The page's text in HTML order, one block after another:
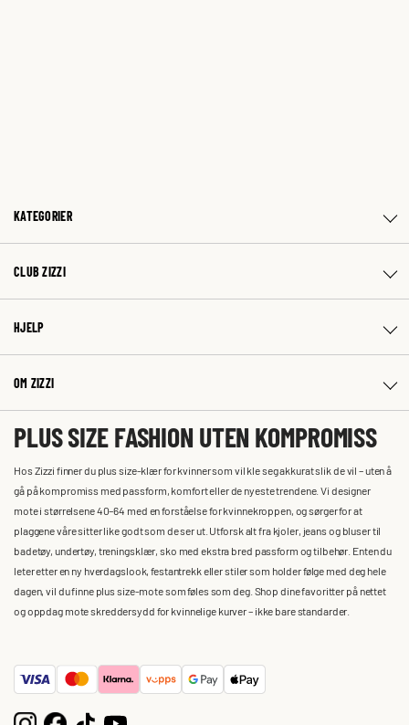
KATEGORIER
CLUB ZIZZI
HJELP
OM ZIZZI
PLUS SIZE FASHION UTEN KOMPROMISS
Hos Zizzi finner du plus size-klær for kvinner som vil kle seg akkurat slik de vil – uten å
gå på kompromiss med passform, komfort eller de nyeste trendene. Vi designer
mote i størrelsene 40–64 med en forståelse for kvinnekroppen, og sørger for at
plaggene våre sitter like godt som de ser ut. Utforsk alt fra kjoler, jeans og bluser til
badetøy, undertøy, treningsklær, sko med ekstra bred passform og tilbehør. Enten du
leter etter en ny hverdagslook, festantrekk eller stiler som holder følge med deg hele
dagen, vil du finne plus size-mote som føles som deg. Shop dine favoritter på nettet
og oppdag mote skreddersydd for kvinnelige kurver – ikke bare standarder.